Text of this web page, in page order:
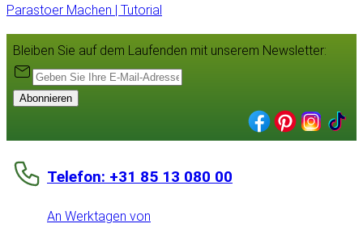
Parastoer Machen | Tutorial
Bleiben Sie auf dem Laufenden mit unserem Newsletter:
Abonnieren
Telefon: +31 85 13 080 00
An Werktagen von